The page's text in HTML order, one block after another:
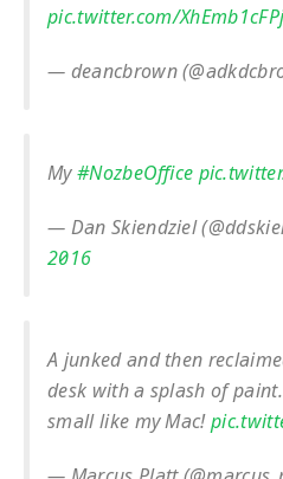
pic.twitter.com/
— deancbrown
My#NozbeOffice
— Dan Skiendziel
2016
A junked and then
desk with a splash of
small like my Mac!